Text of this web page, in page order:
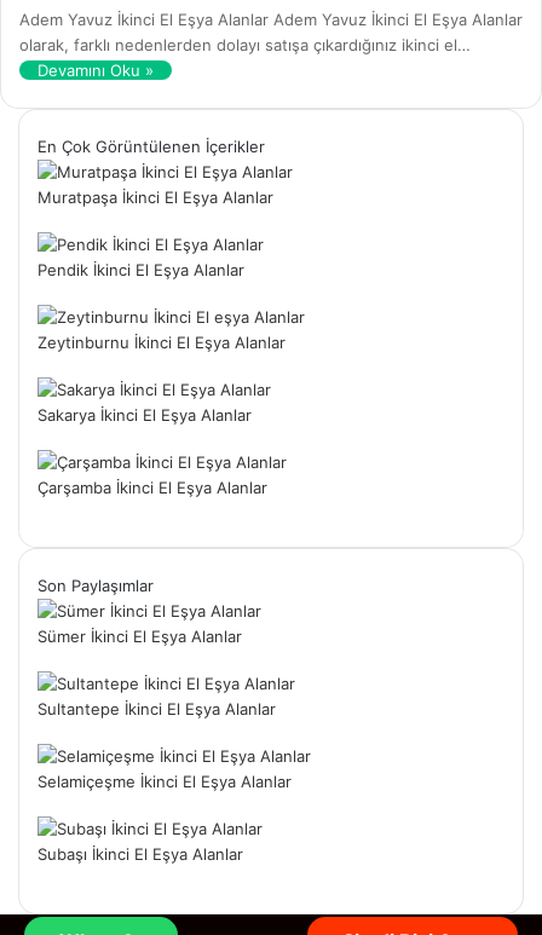
Adem Yavuz İkinci El Eşya Alanlar Adem Yavuz İkinci El Eşya Alanlar
olarak, farklı nedenlerden dolayı satışa çıkardığınız ikinci el…
Devamını Oku »
En Çok Görüntülenen İçerikler
Muratpaşa İkinci El Eşya Alanlar
Pendik İkinci El Eşya Alanlar
Zeytinburnu İkinci El Eşya Alanlar
Sakarya İkinci El Eşya Alanlar
Çarşamba İkinci El Eşya Alanlar
Son Paylaşımlar
Sümer İkinci El Eşya Alanlar
Sultantepe İkinci El Eşya Alanlar
Selamiçeşme İkinci El Eşya Alanlar
Subaşı İkinci El Eşya Alanlar